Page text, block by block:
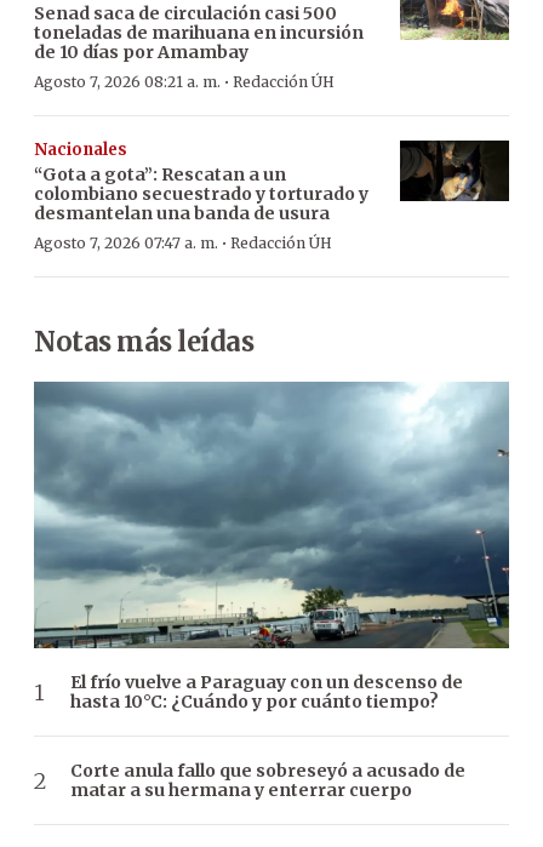
Senad saca de circulación casi 500
toneladas de marihuana en incursión
de 10 días por Amambay
Agosto 7, 2026 08:21 a. m. · Redacción ÚH
Nacionales
“Gota a gota”: Rescatan a un
colombiano secuestrado y torturado y
desmantelan una banda de usura
Agosto 7, 2026 07:47 a. m. · Redacción ÚH
Notas más leídas
El frío vuelve a Paraguay con un descenso de
hasta 10°C: ¿Cuándo y por cuánto tiempo?
Corte anula fallo que sobreseyó a acusado de
matar a su hermana y enterrar cuerpo